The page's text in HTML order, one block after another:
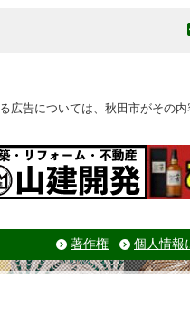
広告については、秋田市がその内
著作権 個人情報